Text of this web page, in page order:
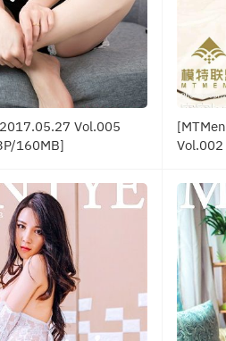
Vol.005
160MB]